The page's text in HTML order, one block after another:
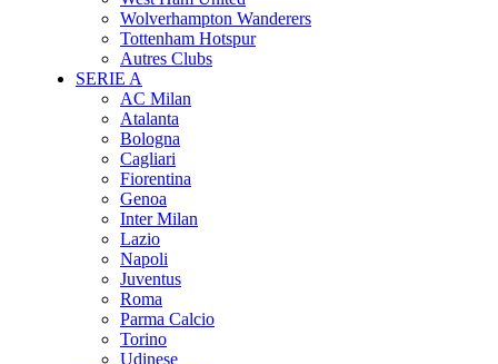
Wolverhampton Wanderers
Tottenham Hotspur
Autres Clubs
SERIE A
AC Milan
Atalanta
Bologna
Cagliari
Fiorentina
Genoa
Inter Milan
Lazio
Napoli
Juventus
Roma
Parma Calcio
Torino
Udinese